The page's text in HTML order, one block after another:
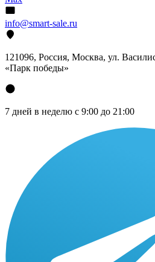
info@smart-sale.ru
121096, Россия, Москва, ул.
«Парк победы»
7 дней в неделю с 9:00 до 21:00